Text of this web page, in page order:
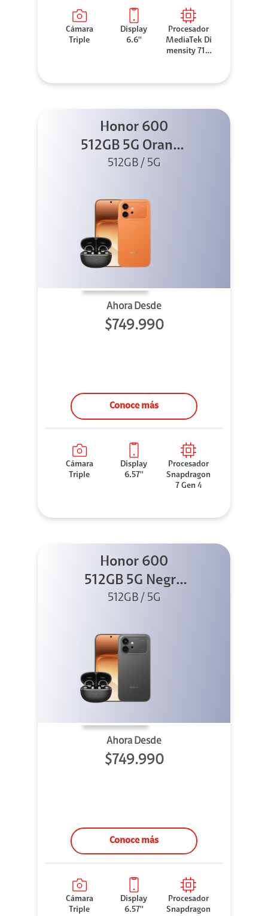
Cámara
Triple
Display
6.6''
Procesador
MediaTek Di
mensity 710
Honor 600
512GB 5G Orange
+ Clip 2
512GB / 5G
Ahora Desde
$749.990
Conoce más
Cámara
Triple
Display
6.57''
Procesador
Snapdragon
7 Gen 4
Honor 600
512GB 5G Negro
+ Clip 2
512GB / 5G
Ahora Desde
$749.990
Conoce más
Cámara
Triple
Display
6.57''
Procesador
Snapdragon